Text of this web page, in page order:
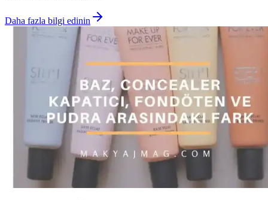
Daha fazla bilgi edinin